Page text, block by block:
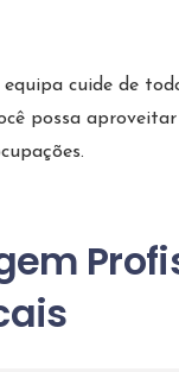
equipa cuide de
possa